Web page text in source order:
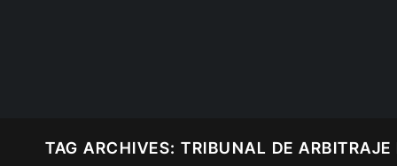
TAG ARCHIVES: TRIBUNAL DE ARBITRAJE